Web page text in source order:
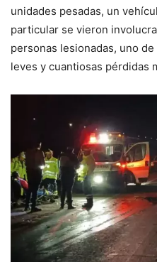
unidades pesadas, un
particular se vieron
personas lesionadas, uno
leves y cuantiosas pérdidas